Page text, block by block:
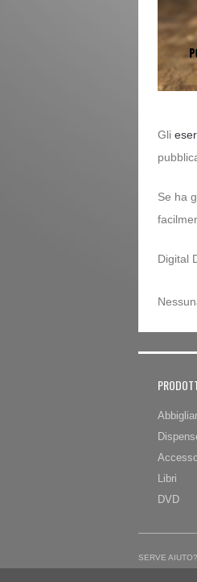
Gli
Se ha
Digital
Libri
DVD
SERVE AIUTO?